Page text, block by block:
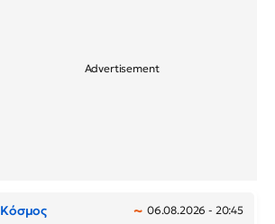
Κόσμος 06.08.2026 - 20:45